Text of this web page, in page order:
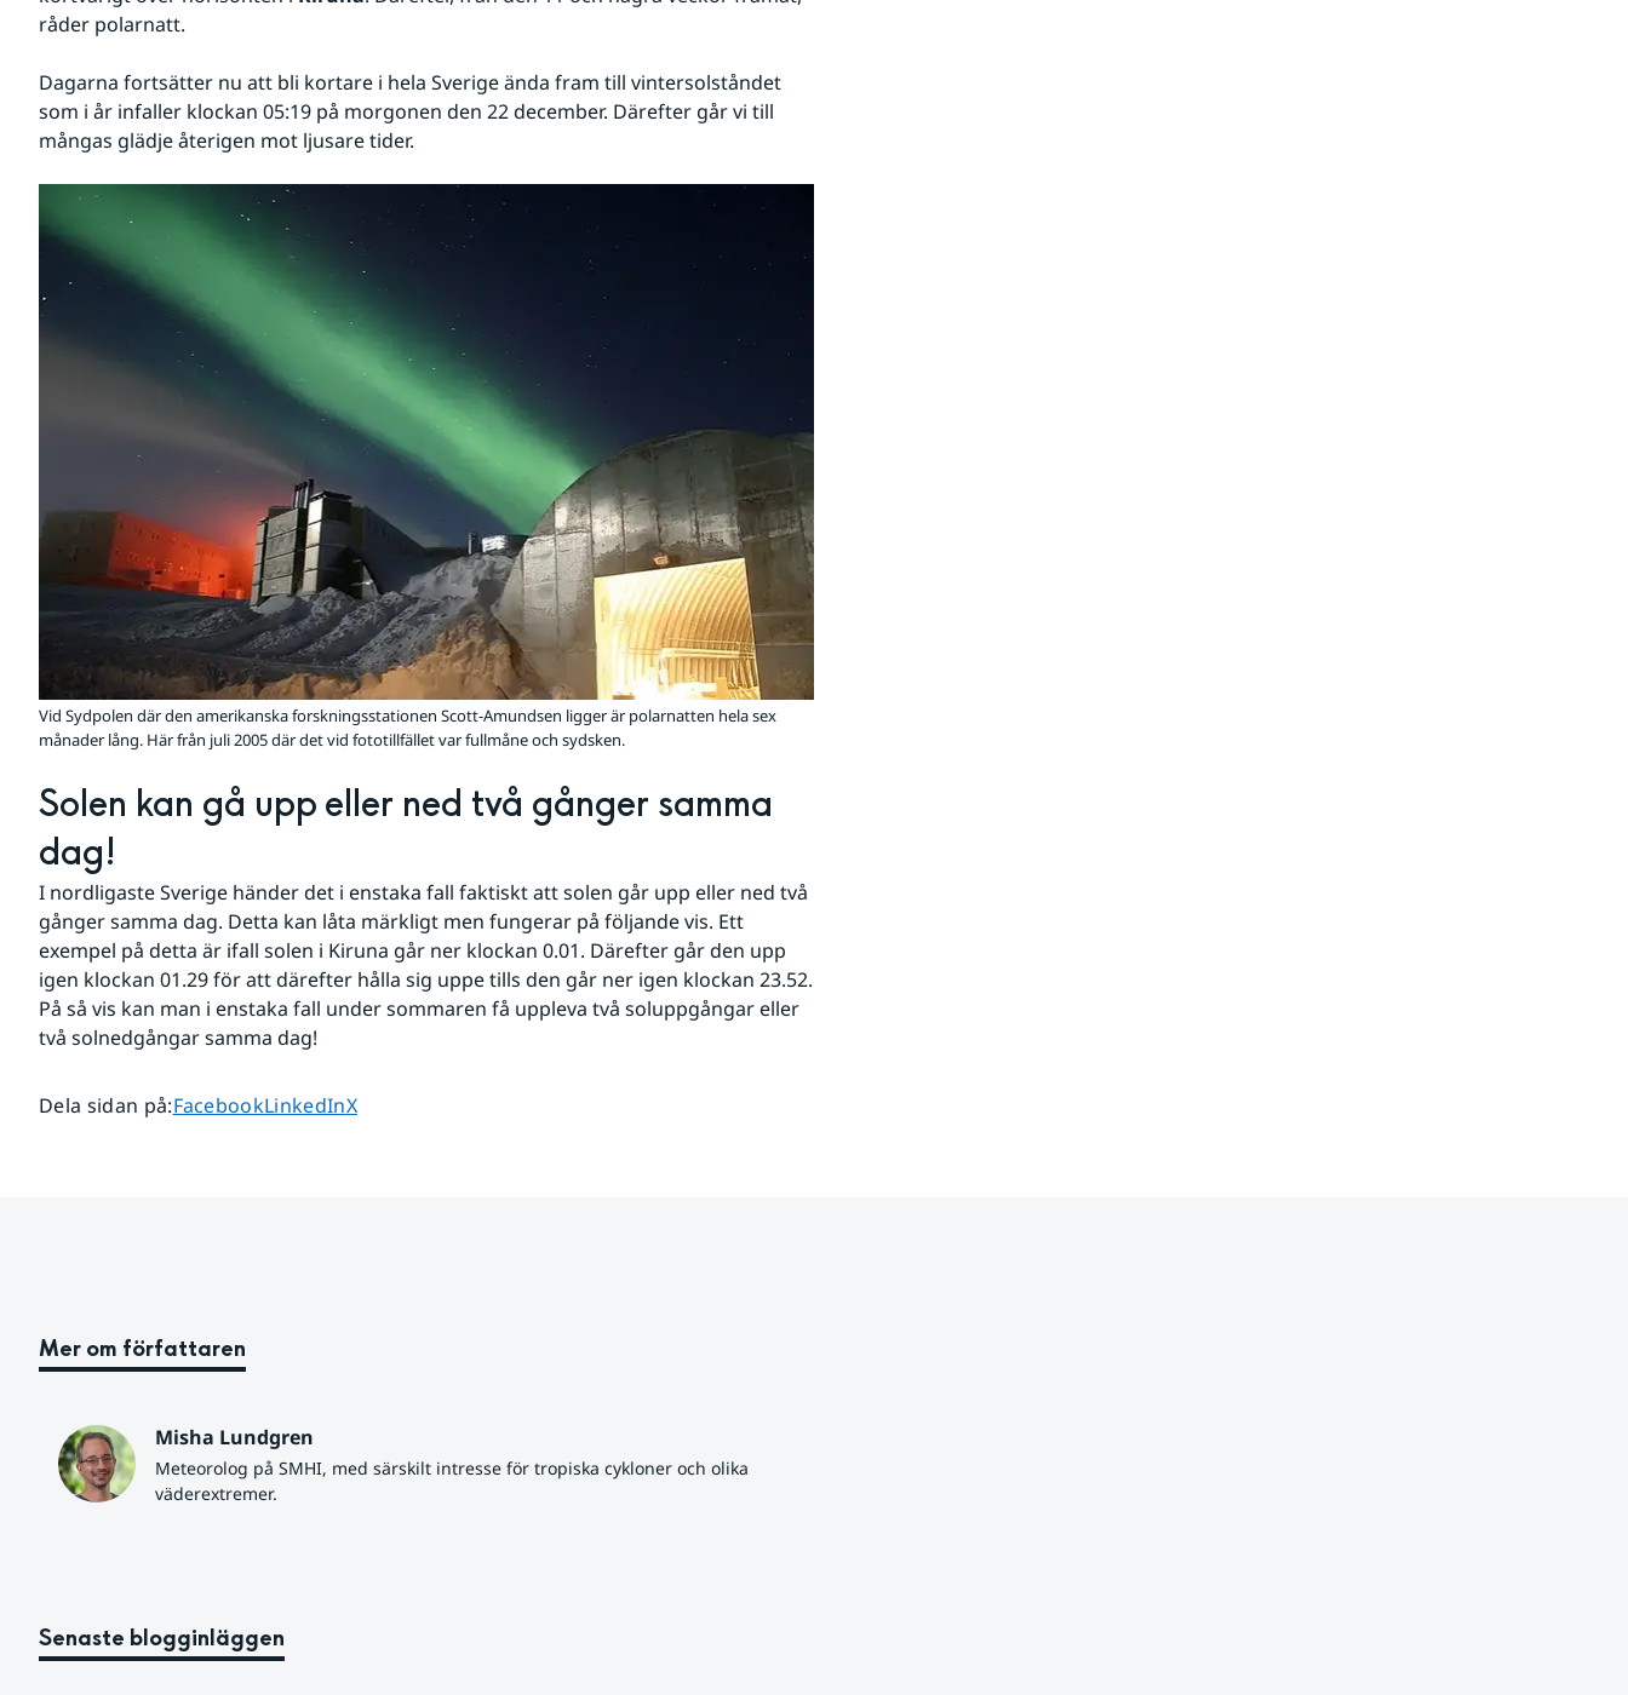
råder polarnatt.
Dagarna fortsätter nu att bli kortare i hela Sverige ända fram till vintersolståndet
som i år infaller klockan 05:19 på morgonen den 22 december. Därefter går vi till
mångas glädje återigen mot ljusare tider.
Vid Sydpolen där den amerikanska forskningsstationen Scott-Amundsen ligger är polarnatten hela sex
månader lång. Här från juli 2005 där det vid fototillfället var fullmåne och sydsken.
Solen kan gå upp eller ned två gånger samma
dag!
I nordligaste Sverige händer det i enstaka fall faktiskt att solen går upp eller ned två
gånger samma dag. Detta kan låta märkligt men fungerar på följande vis. Ett
exempel på detta är ifall solen i Kiruna går ner klockan 0.01. Därefter går den upp
igen klockan 01.29 för att därefter hålla sig uppe tills den går ner igen klockan 23.52.
På så vis kan man i enstaka fall under sommaren få uppleva två soluppgångar eller
två solnedgångar samma dag!
Dela sidan på:Dela sidan på
FacebookDela sidan på
LinkedInDela sidan på
X
Mer om författaren
Misha Lundgren
Meteorolog på SMHI, med särskilt intresse för tropiska cykloner och olika
väderextremer.
Senaste blogginläggen